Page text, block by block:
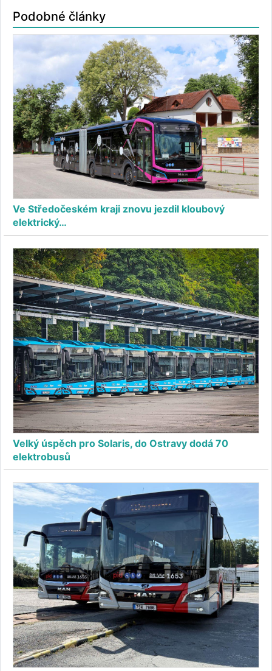
Podobné články
Ve Středočeském kraji znovu jezdil kloubový
elektrický…
Velký úspěch pro Solaris, do Ostravy dodá 70
elektrobusů